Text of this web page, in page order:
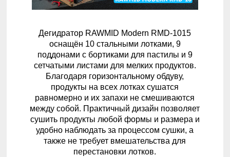
Дегидратор RAWMID Modern RMD-1015
оснащён 10 стальными лотками, 9
поддонами с бортиками для пастилы и 9
сетчатыми листами для мелких продуктов.
Благодаря горизонтальному обдуву,
продукты на всех лотках сушатся
равномерно и их запахи не смешиваются
между собой. Практичный дизайн позволяет
сушить продукты любой формы и размера и
удобно наблюдать за процессом сушки, а
также не требует вмешательства для
перестановки лотков.